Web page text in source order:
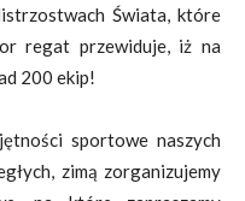
Świata, które
regat przewiduje, iż na
200 ekip!
sportowe naszych
zimą zorganizujemy